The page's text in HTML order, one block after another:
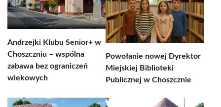
Andrzejki Klubu Senior+ w
Choszczniu – wspólna
zabawa bez ograniczeń
wiekowych
Powołanie nowej Dyrektor
Miejskiej Biblioteki
Publicznej w Choszcznie